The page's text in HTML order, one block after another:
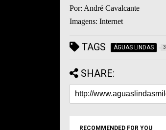
Por: André Cavalcante
Imagens: Internet
TAGS ÁGUAS LINDAS
SHARE:
RECOMMENDED FOR YOU